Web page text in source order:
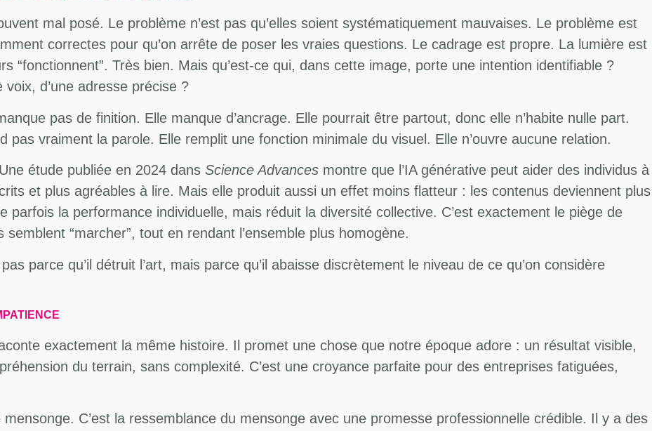
mal posé. Le problème n’est pas qu’elles soient systématiquement mauvaises. Le problème est
correctes pour qu’on arrête de poser les vraies questions. Le cadrage est propre. La lumière est
“fonctionnent”. Très bien. Mais qu’est-ce qui, dans cette image, porte une intention identifiable ?
voix, d’une adresse précise ?
pas de finition. Elle manque d’ancrage. Elle pourrait être partout, donc elle n’habite nulle part.
vraiment la parole. Elle remplit une fonction minimale du visuel. Elle n’ouvre aucune relation.
étude publiée en 2024 dans Science Advances montre que l’IA générative peut aider des individus à
et plus agréables à lire. Mais elle produit aussi un effet moins flatteur : les contenus deviennent plus
parfois la performance individuelle, mais réduit la diversité collective. C’est exactement le piège de
semblent “marcher”, tout en rendant l’ensemble plus homogène.
parce qu’il détruit l’art, mais parce qu’il abaisse discrètement le niveau de ce qu’on considère
exactement la même histoire. Il promet une chose que notre époque adore : un résultat visible,
du terrain, sans complexité. C’est une croyance parfaite pour des entreprises fatiguées,
C’est la ressemblance du mensonge avec une promesse professionnelle crédible. Il y a des